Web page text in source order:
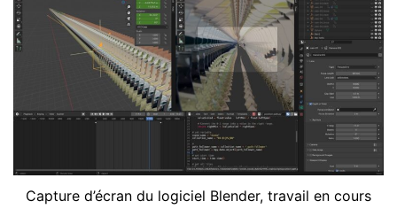
Capture d’écran du logiciel Blender, travail en cours